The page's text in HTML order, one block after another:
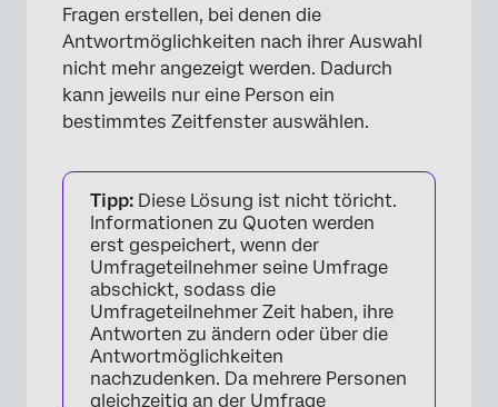
Fragen erstellen, bei denen die
Antwortmöglichkeiten nach ihrer Auswahl
nicht mehr angezeigt werden. Dadurch
kann jeweils nur eine Person ein
bestimmtes Zeitfenster auswählen.
Tipp: Diese Lösung ist nicht töricht.
Informationen zu Quoten werden
erst gespeichert, wenn der
Umfrageteilnehmer seine Umfrage
abschickt, sodass die
Umfrageteilnehmer Zeit haben, ihre
Antworten zu ändern oder über die
Antwortmöglichkeiten
nachzudenken. Da mehrere Personen
gleichzeitig an der Umfrage